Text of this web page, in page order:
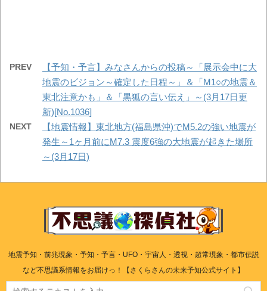
PREV
【予知・予言】みなさんからの投稿～「展示会中に大
地震のビジョン～確定した日程～」＆「M1○の地震＆
東北注意かも」＆「黒狐の言い伝え」～(3月17日更
新)[No.1036]
NEXT
【地震情報】東北地方(福島県沖)でM5.2の強い地震が
発生～1ヶ月前にM7.3 震度6強の大地震が起きた場所
～(3月17日)
地震予知・前兆現象・予知・予言・UFO・宇宙人・透視・超常現象・都市伝説
など不思議系情報をお届けっ！【さくらさんの未来予知公式サイト】